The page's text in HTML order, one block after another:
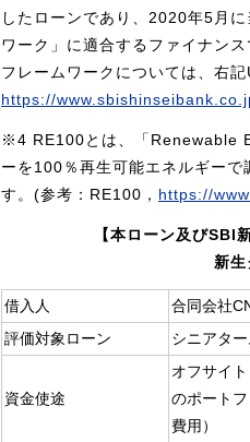
したローンであり、2020年5月
ワーク」に適合するファイナン
フレームワークについては、右記
https://
※4 RE100とは、「Renewable
ーを100％再生可能エネルギーで
す。(参考：RE100， https://
【本ローン及びSBI
新生
借入人
合同会社
評価対象ローン
シニアタ
資金使途
オフサイ
のポート
費用）